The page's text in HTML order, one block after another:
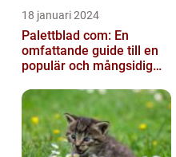
18 januari 2024
Palettblad com: En
omfattande guide till en
populär och mångsidig